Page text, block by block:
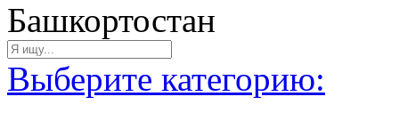
Башкортостан
Выберите категорию: